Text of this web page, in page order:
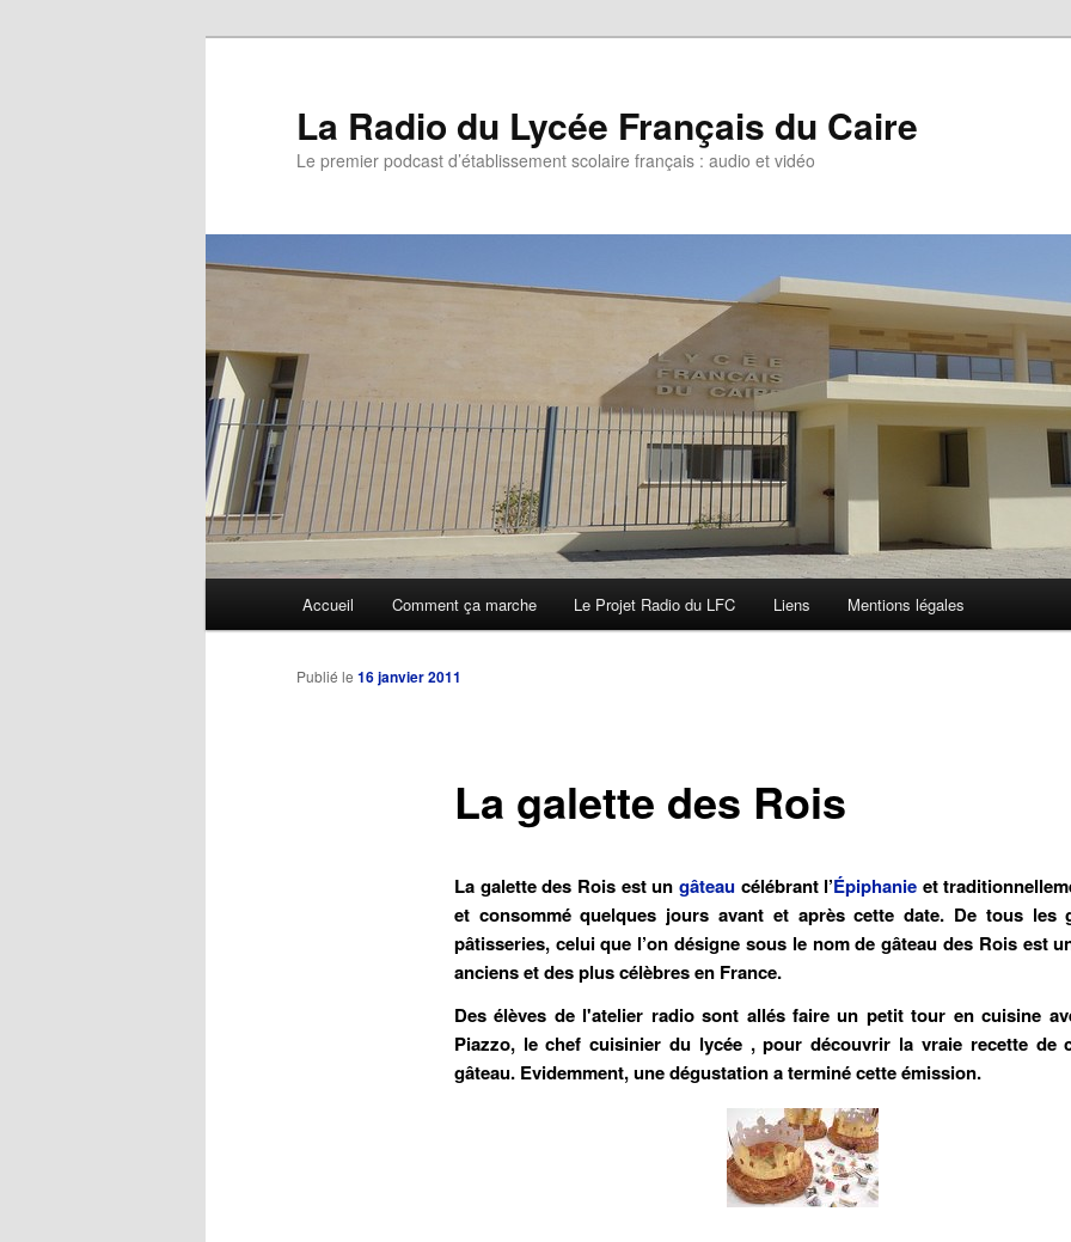
La Radio du Lycée Français du Caire
Le premier podcast d’établissement scolaire français : audio et vidéo
Aller
au
Accueil Comment ça marche Le Projet Radio du LFC Liens Mentions légales
La galette des Rois
Publié le 16 janvier 2011
La galette des Roisest un gâteaucélébrant l’Épiphanie et
et consommé quelques jours avant et après cette date. De tous les
pâtisseries, celui que l’on désigne sous le nom de gâteau des Rois est
ancienset des plus célèbres en France.
Des élèves de l'atelier radio sont allés faire un petit tour en cuisine
Piazzo, le chef cuisinier du lycée , pour découvrir la vraie recette de
gâteau. Evidemment, une dégustation a terminé cette émission.